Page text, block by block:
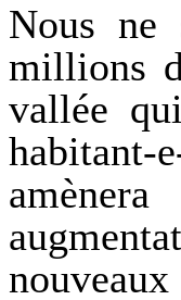
Nous ne
millions
vallée
habitant-